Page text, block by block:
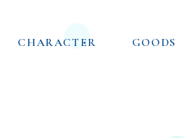
CHARACTER GOODS